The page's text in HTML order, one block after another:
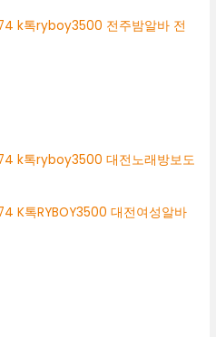
k톡ryboy3500 전주밤알바 전
k톡ryboy3500 대전노래방보도
K톡RYBOY3500 대전여성알바